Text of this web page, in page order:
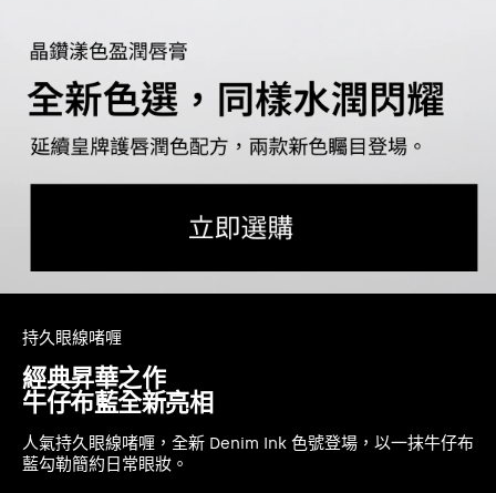
持久眼線啫喱
經典昇華之作
牛仔布藍全新亮相
人氣持久眼線啫喱，全新 Denim Ink 色號登場，以一抹牛仔布
藍勾勒簡約日常眼妝。